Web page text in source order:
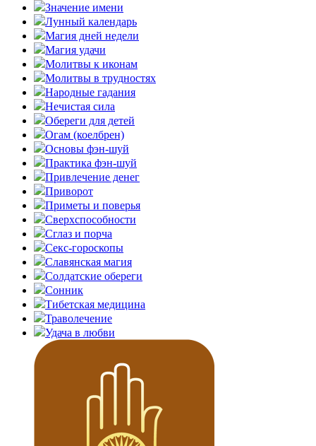
Значение имени
Лунный календарь
Магия дней недели
Магия удачи
Молитвы к иконам
Молитвы в трудностях
Народные гадания
Нечистая сила
Обереги для детей
Огам (коелбрен)
Основы фэн-шуй
Практика фэн-шуй
Привлечение денег
Приворот
Приметы и поверья
Сверхспособности
Сглаз и порча
Секс-гороскопы
Славянская магия
Солдатские обереги
Сонник
Тибетская медицина
Траволечение
Удача в любви